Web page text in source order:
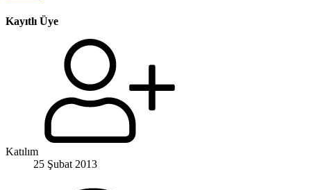
Kayıtlı Üye
Katılım
25 Şubat 2013